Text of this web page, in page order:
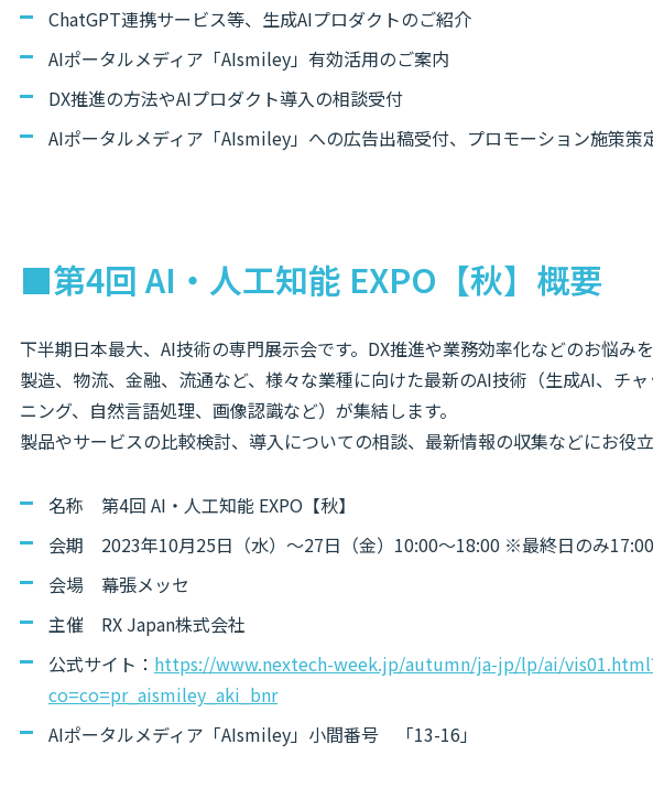
ChatGPT連携サービス等、生成AIプロダクトのご紹介
AIポータルメディア「AIsmiley」有効活用のご案内
DX推進の方法やAIプロダクト導入の相談受付
AIポータルメディア「AIsmiley」への広告出稿受付、プロモーション施策策
■第4回 AI・人工知能 EXPO【秋】概要
下半期日本最大、AI技術の専門展示会です。DX推進や業務効率化などのお悩み
製造、物流、金融、流通など、様々な業種に向けた最新のAI技術（生成AI、チ
ニング、自然言語処理、画像認識など）が集結します。
製品やサービスの比較検討、導入についての相談、最新情報の収集などにお役立
名称 第4回 AI・人工知能 EXPO【秋】
会期 2023年10月25日（水）～27日（金）10:00～18:00 ※最終日のみ
会場 幕張メッセ
主催 RX Japan株式会社
公式サイト： https://www.nextech-week.jp/autumn/ja-jp/lp/ai/
co=co=pr_aismiley_aki_bnr
AIポータルメディア「AIsmiley」小間番号 「13-16」